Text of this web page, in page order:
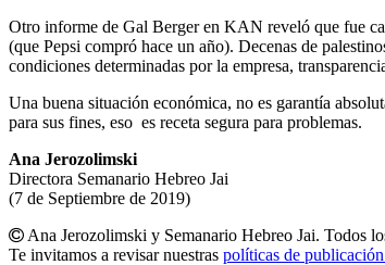
Otro informe de Gal Berger en KAN reveló que fue
(que Pepsi compró hace un año). Decenas de
condiciones determinadas por la empresa,
Una buena situación económica, no es garantía
para sus fines, eso es receta segura para problemas.
Ana Jerozolimski
Directora Semanario Hebreo Jai
(7 de Septiembre de 2019)
Ana Jerozolimski y Semanario Hebreo Jai. Todos
Te invitamos a revisar nuestras políticas de